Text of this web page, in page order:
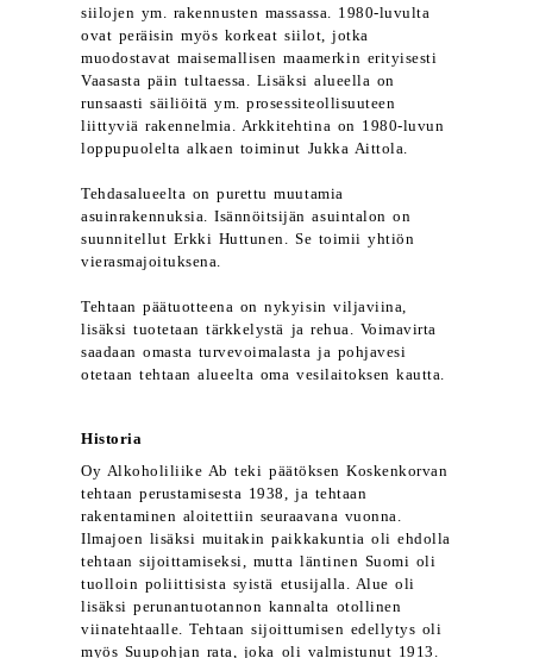
siilojen ym. rakennusten massassa. 1980-luvulta
ovat peräisin myös korkeat siilot, jotka
muodostavat maisemallisen maamerkin erityisesti
Vaasasta päin tultaessa. Lisäksi alueella on
runsaasti säiliöitä ym. prosessiteollisuuteen
liittyviä rakennelmia. Arkkitehtina on 1980-luvun
loppupuolelta alkaen toiminut Jukka Aittola.
Tehdasalueelta on purettu muutamia
asuinrakennuksia. Isännöitsijän asuintalon on
suunnitellut Erkki Huttunen. Se toimii yhtiön
vierasmajoituksena.
Tehtaan päätuotteena on nykyisin viljaviina,
lisäksi tuotetaan tärkkelystä ja rehua. Voimavirta
saadaan omasta turvevoimalasta ja pohjavesi
otetaan tehtaan alueelta oma vesilaitoksen kautta.
Historia
Oy Alkoholiliike Ab teki päätöksen Koskenkorvan
tehtaan perustamisesta 1938, ja tehtaan
rakentaminen aloitettiin seuraavana vuonna.
Ilmajoen lisäksi muitakin paikkakuntia oli ehdolla
tehtaan sijoittamiseksi, mutta läntinen Suomi oli
tuolloin poliittisista syistä etusijalla. Alue oli
lisäksi perunantuotannon kannalta otollinen
viinatehtaalle. Tehtaan sijoittumisen edellytys oli
myös Suupohjan rata, joka oli valmistunut 1913.